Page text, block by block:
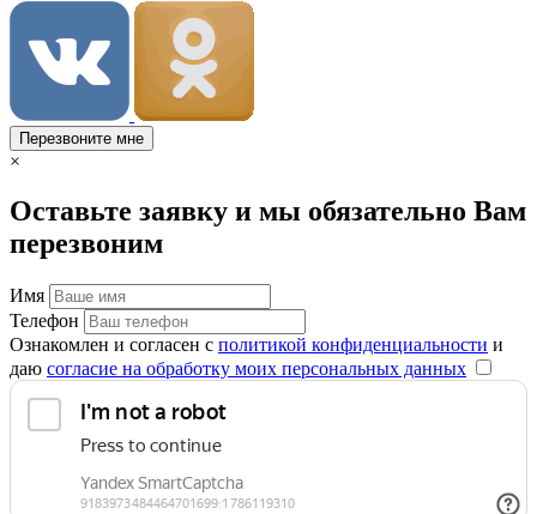
Перезвоните мне
×
Оставьте заявку и мы обязательно Вам
перезвоним
Имя
Телефон
Ознакомлен и согласен с политикой конфиденциальности и
даю согласие на обработку моих персональных данных